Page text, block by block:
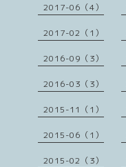
2017-06（4）
2017-02（1）
2016-09（3）
2016-03（3）
2015-11（1）
2015-06（1）
2015-02（3）